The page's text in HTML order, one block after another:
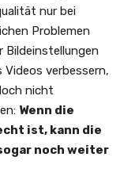
nur bei
Problemen
Bildeinstellungen
Videos verbessern,
nicht
Wenn die
ist, kann die
noch weiter